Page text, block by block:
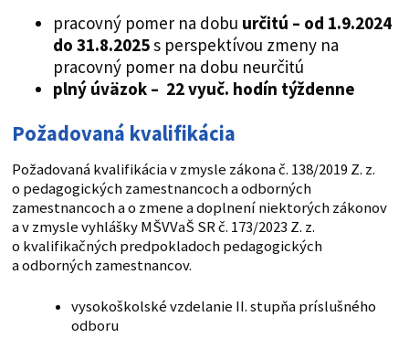
pracovný pomer na dobu určitú – od 1.9.2024
do 31.8.2025s perspektívou zmeny na
pracovný pomer na dobu neurčitú
plný úväzok – 22 vyuč. hodín týždenne
Požadovaná kvalifikácia
Požadovaná kvalifikácia v zmysle zákona č. 138/2019 Z. z.
o pedagogických zamestnancoch a odborných
zamestnancoch a o zmene a doplnení niektorých zákonov
a v zmysle vyhlášky MŠVVaŠ SR č. 173/2023 Z. z.
o kvalifikačných predpokladoch pedagogických
a odborných zamestnancov.
vysokoškolské vzdelanie II. stupňa príslušného
odboru